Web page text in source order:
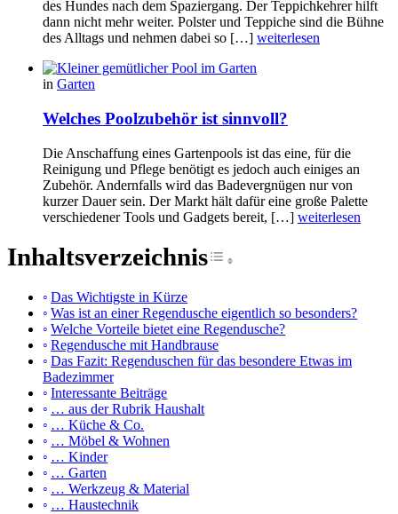
des Hundes nach dem Spaziergang. Der Teppichkehrer hilft
dann nicht mehr weiter. Polster und Teppiche sind die Bühne
des Alltags und nehmen dabei so […] weiterlesen
in Garten
Welches Poolzubehör ist sinnvoll?
Die Anschaffung eines Gartenpools ist das eine, für die
Reinigung und Pflege benötigt es jedoch auch einiges an
Zubehör. Andernfalls wird das Badevergnügen nur von
kurzer Dauer sein. Der Markt hält dafür eine große Palette
verschiedener Tools und Gadgets bereit, […] weiterlesen
InhaltsverzeichnisToggle Table of
Das Wichtigste in Kürze
Was ist an einer Regendusche eigentlich so besonders?
Welche Vorteile bietet eine Regendusche?
Regendusche mit Handbrause
Das Fazit: Regenduschen für das besondere Etwas im
Badezimmer
Interessante Beiträge
… aus der Rubrik Haushalt
… Küche & Co.
… Möbel & Wohnen
… Kinder
… Garten
… Werkzeug & Material
… Haustechnik